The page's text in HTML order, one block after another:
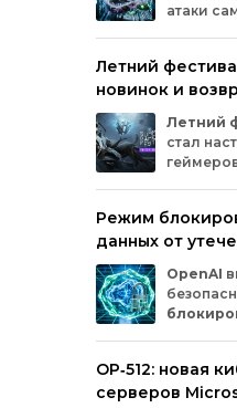
атаки
наплатформе:
Microsoftи
заражённых
платформыAzure,
документация и
DurableTask,
разработчиков.
Летний
новинок и
Летний
стал
долгожданных
анонсы
совершенно
разработчиков.
Режим
данных от
OpenAI
рискаутечки
информации из‑за
OP‑512: новая
серверов